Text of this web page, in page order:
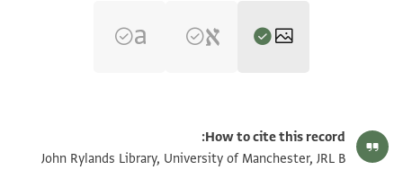
JRL B 6270 1 / 1 leaf, verso הגדל וסובב
How to cite this record:
John Rylands Library, University of Manchester, JRL B